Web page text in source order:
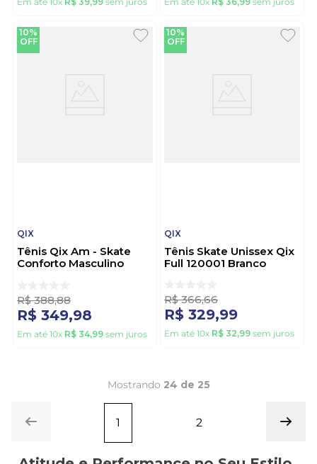
10%
OFF
QIX
Tênis Qix Am - Skate
Conforto Masculino
R$ 388,88
R$ 349,98
Em até 10x R$ 34,99 sem juros
10%
OFF
QIX
Tênis Skate Unissex Qix
Full 120001 Branco
R$ 366,66
R$ 329,99
Em até 10x R$ 32,99 sem juros
Mostrando 24 de 25
1 2